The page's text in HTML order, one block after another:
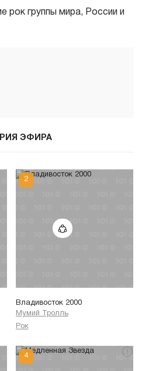
рок группы мира, России и
ЭФИРА
Владивосток 2000
Мумий Тролль
Рок